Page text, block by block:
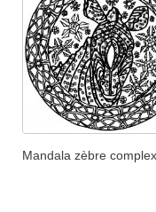
Mandala zèbre